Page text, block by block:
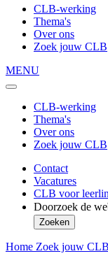
CLB-werking
Thema's
Over ons
Zoek jouw CLB
MENU
CLB-werking
Thema's
Over ons
Zoek jouw CLB
Contact
Vacatures
CLB voor
Doorzoek de
Zoeken
Home Zoek jouw CLB